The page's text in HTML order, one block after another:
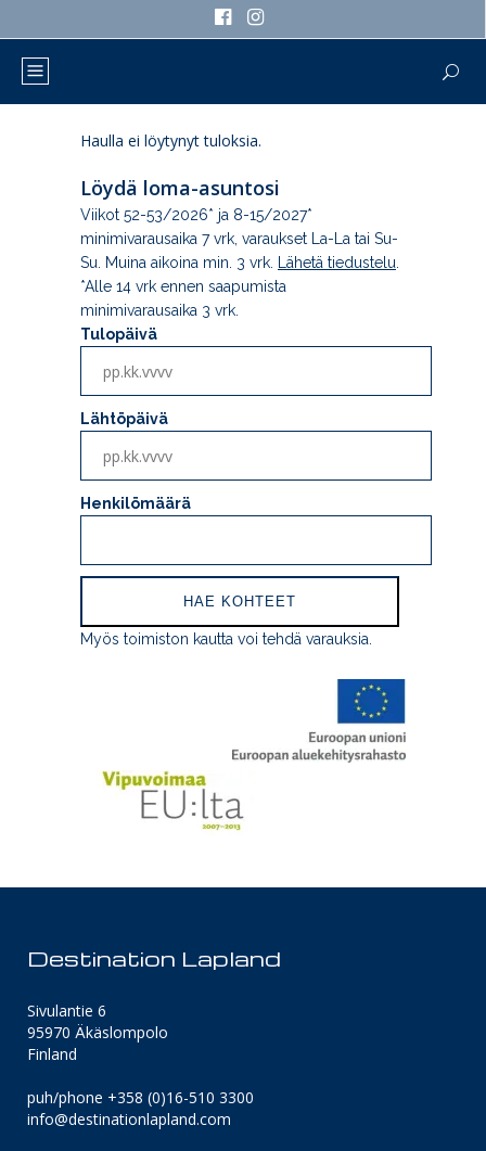
Haulla ei löytynyt tuloksia.
Löydä loma-asuntosi
Viikot 52-53/2026* ja 8-15/2027*
minimivarausaika 7 vrk, varaukset La-La tai Su-
Su. Muina aikoina min. 3 vrk.
Lähetä tiedustelu
*Alle 14 vrk ennen saapumista
minimivarausaika 3 vrk.
Tulopäivä
Lähtöpäivä
Henkilömäärä
Myös toimiston kautta voi tehdä varauksia.
Destination Lapland
Sivulantie 6
95970 Äkäslompolo
Finland
puh/phone +358 (0)16-510 3300
info@destinationlapland.com